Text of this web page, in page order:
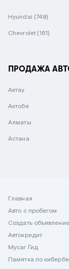
Hyundai (748)
Chevrolet (161)
ПРОДАЖА
Актау
Актобе
Алматы
Астана
Главная
Авто с пробегом
Создать объявление
Автокредит
Mycar Гид
Памятка по